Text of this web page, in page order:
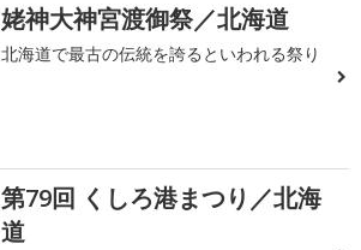
姥神大神宮渡御祭／北海道
北海道で最古の伝統を誇るといわれる祭り
第79回 くしろ港まつり／北海
道